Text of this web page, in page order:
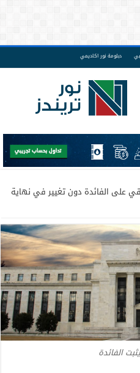
دبلومة نور اكاديمي
على الفائدة دون تغيير في نهاية
الفائدة